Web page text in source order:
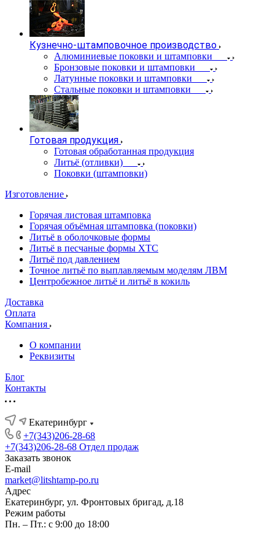
Кузнечно-штамповочное производство
Алюминиевые поковки и штамповки
Бронзовые поковки и штамповки
Латунные поковки и штамповки
Стальные поковки и штамповки
Готовая продукция
Готовая обработанная продукция
Литьё (отливки)
Поковки (штамповки)
Изготовление
Горячая листовая штамповка
Горячая объёмная штамповка (поковки)
Литьё в оболочковые формы
Литьё в песчаные формы ХТС
Литьё под давлением
Точное литьё по выплавляемым моделям ЛВМ
Центробежное литьё и литьё в кокиль
Доставка
Оплата
Компания
О компании
Реквизиты
Блог
Контакты
Екатеринбург
+7(343)206-28-68
+7(343)206-28-68 Отдел продаж
Заказать звонок
E-mail
market@litshtamp-po.ru
Адрес
Екатеринбург, ул. Фронтовых бригад, д.18
Режим работы
Пн. – Пт.: с 9:00 до 18:00